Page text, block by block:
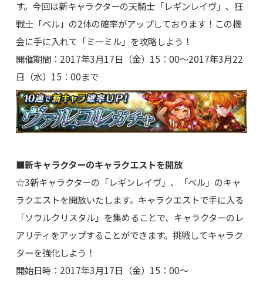
す。今回は新キャラクターの天騎士「レギンレイヴ」、狂
戦士「ベル」の2体の確率がアップしております！この機
会に手に入れて「ミーミル」を攻略しよう！
開催期間：2017年3月17日（金）15：00～2017年3月22
日（水）15：00まで
■新キャラクターのキャラクエストを開放
☆3新キャラクターの「レギンレイヴ」、「ベル」のキャ
ラクエストを開放いたします。キャラクエストで手に入る
「ソウルクリスタル」を集めることで、キャラクターのレ
アリティをアップすることができます。挑戦してキャラク
ターを強化しよう！
開始日時：2017年3月17日（金）15：00～